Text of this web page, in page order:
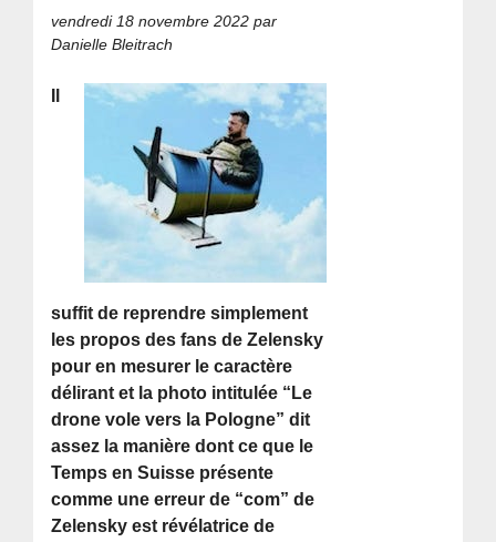
vendredi 18 novembre 2022 par
Danielle Bleitrach
suffit de reprendre simplement
les propos des fans de Zelensky
pour en mesurer le caractère
délirant et la photo intitulée “Le
drone vole vers la Pologne” dit
assez la manière dont ce que le
Temps en Suisse présente
comme une erreur de “com” de
Zelensky est révélatrice de